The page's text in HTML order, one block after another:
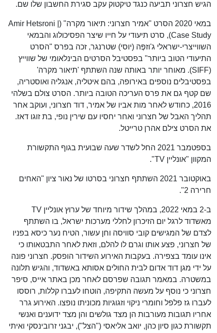
הגיש חצרוני תביעה כנגד טיקטוק עקב סגירת החשבון שלו שם.
במאי 2020 הסרט "אמיר חצרוני: תיאור מקרה" (Amir Hetsroni |
Case Study), סרט תיעודי על חייו שיצר הפסיכולוג והבמאי
השווייצרי-ישראלי ג'וזפֶּה (יוסי) שטרנגר, זכה בפרס "הסרט
התיעודי הטוב ביותר" בפסטיבל הסרטים הבינלאומי של שווייץ
(SIFF). מאוחר יותר באותה שנה השתתף 'תיאור מקרה'
בפסטיבלים נוספים באירופה, בהם איטליה, אנגליה ואוסטריה,
שם קטף גם את פרס העריכה הטובה ביותר. הסרט צולם בשלהי
2016, כחודש לאחר מות אביו של אמיר, דוד חצרוני, ועוקב אחר
תהליך האבל של חצרוני ואחר יחסיו עם שירין נופי, בת זוגו דאז.
את הסרט צילם אהרן טרייטל.
בספטמבר 2021 החל לשדר שעה שבועית בגוף התקשורת
המקוון "אונליין TV".
באוקטובר 2021 השתתף חצרוני בסרטו של נאור ציון "האחים
חרירה 2".
ב-2 במאי 2022, במהלך שידור מיוחד של ערוץ אונליין TV
מאשדוד לרגל יום הזיכרון לחללי מערכות ישראל, בו השתתף
לצדם של המגישים קובי סוויסה וחן עשור, הטיח נער כיסא בפניו
של חצרוני, פצע אותו וגרם לו להלם, וזאת לאחר התבטאותו כי
אינו עומד בצפירה. בעקבות האירוע השידור הופסק. חצרוני פונה
על ידי מגן דוד אדום לבית החולים אסותא באשדוד, והגיש תלונה
במשטרה. במאמר תגובה שפרסם לאחר מכן באתר אייס, סיפר
חצרוני כי נוסף על מעשה התקיפה, הוטחו לעברו קללות, רוססו
לעברו גז פלפל וחומרי ניקוי וזגוגיות מכוניתו נופצו. האירוע גרר
אחריו תגובות מעורבות הן מצד גולשים והן מצד ידוענים ואנשי
תקשורת כגון סיון כהן, יואב אליאסי ("הצל"), יבגני זרובינסקי ואיתי